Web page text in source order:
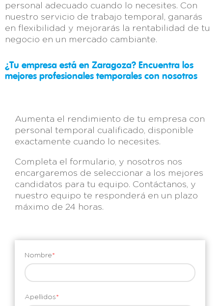
personal adecuado cuando lo necesites. Con
nuestro servicio de trabajo temporal, ganarás
en flexibilidad y mejorarás la rentabilidad de tu
negocio en un mercado cambiante.
¿Tu empresa está en Zaragoza? Encuentra los
mejores profesionales temporales con nosotros
Aumenta el rendimiento de tu empresa con
personal temporal cualificado, disponible
exactamente cuando lo necesites.
Completa el formulario, y nosotros nos
encargaremos de seleccionar a los mejores
candidatos para tu equipo. Contáctanos, y
nuestro equipo te responderá en un plazo
máximo de 24 horas.
Nombre*
Apellidos*